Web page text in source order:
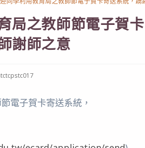
局之教師節電子賀
謝師之意
電子賀卡寄送系統，